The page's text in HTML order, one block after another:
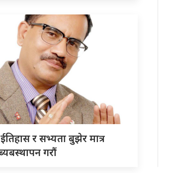
र सभ्यता बुझेर मात्र
गराैं